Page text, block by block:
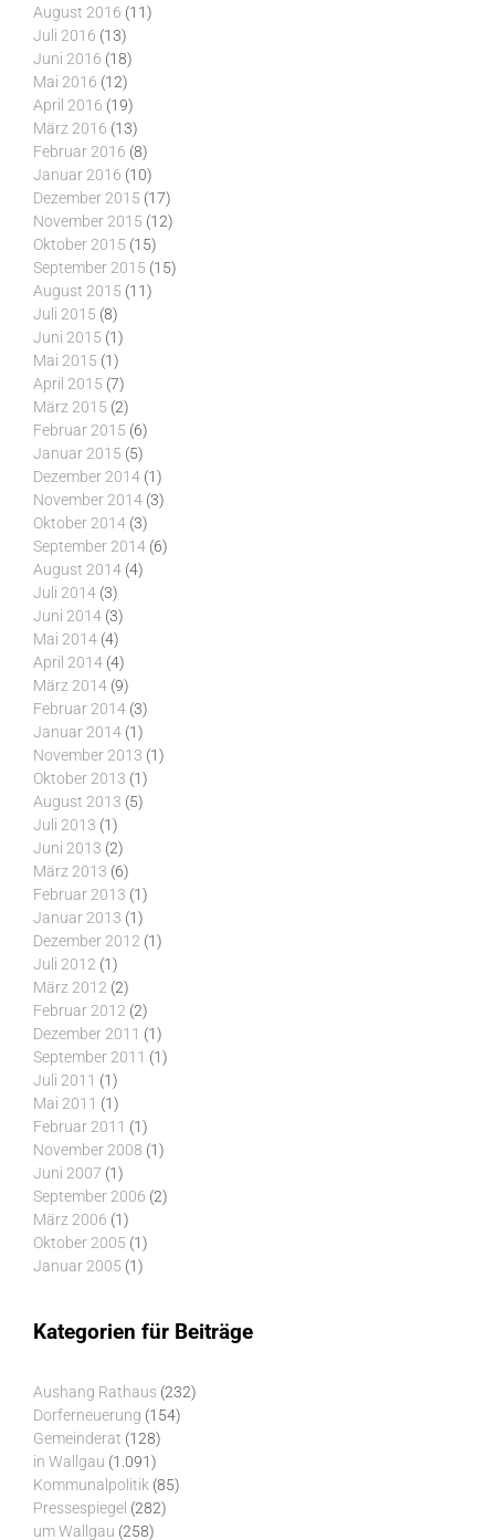
August 2016 (11)
Juli 2016 (13)
Juni 2016 (18)
Mai 2016 (12)
April 2016 (19)
März 2016 (13)
Februar 2016 (8)
Januar 2016 (10)
Dezember 2015 (17)
November 2015 (12)
Oktober 2015 (15)
September 2015 (15)
August 2015 (11)
Juli 2015 (8)
Juni 2015 (1)
Mai 2015 (1)
April 2015 (7)
März 2015 (2)
Februar 2015 (6)
Januar 2015 (5)
Dezember 2014 (1)
November 2014 (3)
Oktober 2014 (3)
September 2014 (6)
August 2014 (4)
Juli 2014 (3)
Juni 2014 (3)
Mai 2014 (4)
April 2014 (4)
März 2014 (9)
Februar 2014 (3)
Januar 2014 (1)
November 2013 (1)
Oktober 2013 (1)
August 2013 (5)
Juli 2013 (1)
Juni 2013 (2)
März 2013 (6)
Februar 2013 (1)
Januar 2013 (1)
Dezember 2012 (1)
Juli 2012 (1)
März 2012 (2)
Februar 2012 (2)
Dezember 2011 (1)
September 2011 (1)
Juli 2011 (1)
Mai 2011 (1)
Februar 2011 (1)
November 2008 (1)
Juni 2007 (1)
September 2006 (2)
März 2006 (1)
Oktober 2005 (1)
Januar 2005 (1)
Kategorien für Beiträge
Aushang Rathaus (232)
Dorferneuerung (154)
Gemeinderat (128)
in Wallgau (1.091)
Kommunalpolitik (85)
Pressespiegel (282)
um Wallgau (258)